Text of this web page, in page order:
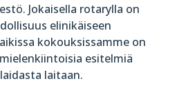
Jokaisella rotarylla on
elinikäiseen
kokouksissamme on
esitelmiä
laitaan.